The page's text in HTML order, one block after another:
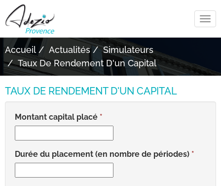
Accueil Actualités
Simulateurs
Taux De Rendement D'un Capital
TAUX DE RENDEMENT D'UN CAPITAL
Montant capital placé
Durée du placement (en nombre de périodes)